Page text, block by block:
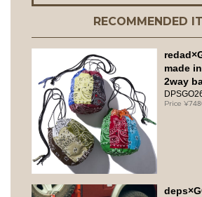
RECOMMENDED
made
2way